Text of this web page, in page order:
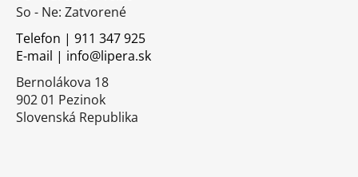
So - Ne: Zatvorené
Telefon | 911 347 925
E-mail | info@lipera.sk
Bernolákova 18
902 01 Pezinok
Slovenská Republika